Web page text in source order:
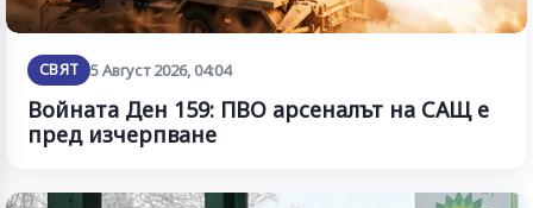
СВЯТ 5 Август 2026, 04:04
Войната Ден 159: ПВО арсеналът на САЩ е
пред изчерпване